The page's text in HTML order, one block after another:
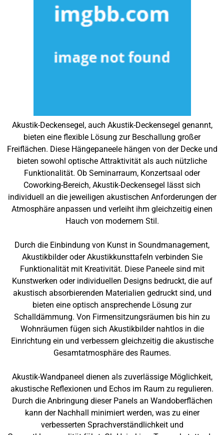
Akustik-Deckensegel, auch Akustik-Deckensegel genannt,
bieten eine flexible Lösung zur Beschallung großer
Freiflächen. Diese Hängepaneele hängen von der Decke und
bieten sowohl optische Attraktivität als auch nützliche
Funktionalität. Ob Seminarraum, Konzertsaal oder
Coworking-Bereich, Akustik-Deckensegel lässt sich
individuell an die jeweiligen akustischen Anforderungen der
Atmosphäre anpassen und verleiht ihm gleichzeitig einen
Hauch von modernem Stil.
Durch die Einbindung von Kunst in Soundmanagement,
Akustikbilder oder Akustikkunsttafeln verbinden Sie
Funktionalität mit Kreativität. Diese Paneele sind mit
Kunstwerken oder individuellen Designs bedruckt, die auf
akustisch absorbierenden Materialien gedruckt sind, und
bieten eine optisch ansprechende Lösung zur
Schalldämmung. Von Firmensitzungsräumen bis hin zu
Wohnräumen fügen sich Akustikbilder nahtlos in die
Einrichtung ein und verbessern gleichzeitig die akustische
Gesamtatmosphäre des Raumes.
Akustik-Wandpaneel dienen als zuverlässige Möglichkeit,
akustische Reflexionen und Echos im Raum zu regulieren.
Durch die Anbringung dieser Panels an Wandoberflächen
kann der Nachhall minimiert werden, was zu einer
verbesserten Sprachverständlichkeit und